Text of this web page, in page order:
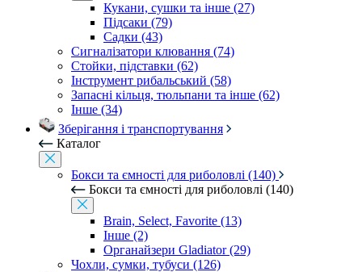
Кукани, сушки та інше (27)
Підсаки (79)
Садки (43)
Сигналізатори клювання (74)
Стойки, підставки (62)
Інструмент рибальський (58)
Запасні кільця, тюльпани та інше (62)
Інше (34)
Зберігання і транспортування
Каталог
Бокси та ємності для риболовлі (140)
Бокси та ємності для риболовлі (140)
Brain, Select, Favorite (13)
Інше (2)
Органайзери Gladiator (29)
Чохли, сумки, тубуси (126)